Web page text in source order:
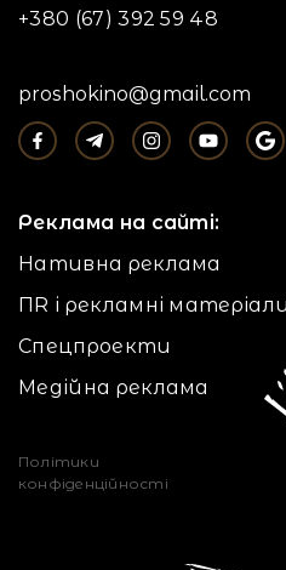
+380 (67) 392 59 48
proshokino@gmail.com
Реклама на сайті:
Нативна реклама
ПR і рекламні матеріали
Спецпроекти
Медійна реклама
Політики
конфіденційності